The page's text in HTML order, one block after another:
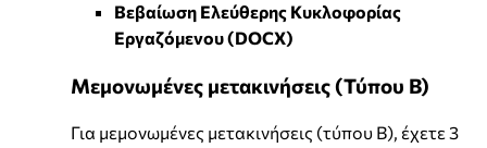
Βεβαίωση Ελεύθερης Κυκλοφορίας
Εργαζόμενου (DOCX)
Μεμονωμένες μετακινήσεις (Τύπου Β)
Για μεμονωμένες μετακινήσεις (τύπου Β), έχετε 3